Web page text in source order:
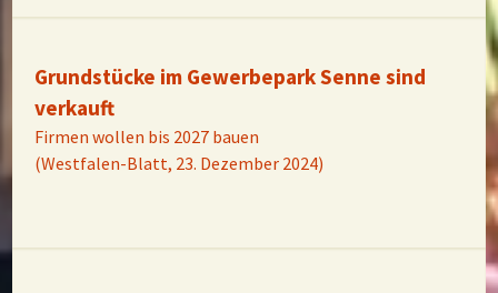
Grundstücke im Gewerbepark Senne sind
verkauft
Firmen wollen bis 2027 bauen
(Westfalen-Blatt, 23. Dezember 2024)